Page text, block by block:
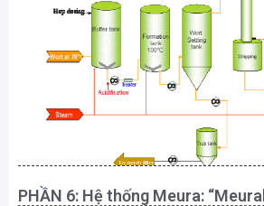
PHẦN 6: Hệ thống Meura: